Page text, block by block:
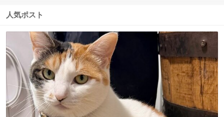
数
ス
数
人気ポスト